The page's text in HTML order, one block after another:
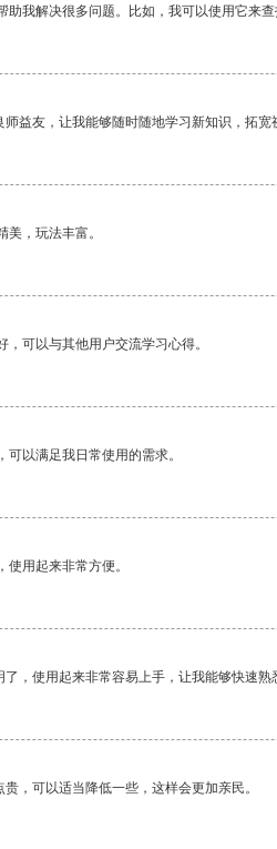
助我解决很多问题。比如，我可以使用它来查
益友，让我能够随时随地学习新知识，拓宽
，玩法丰富。
可以与其他用户交流学习心得。
以满足我日常使用的需求。
用起来非常方便。
，使用起来非常容易上手，让我能够快速熟
，可以适当降低一些，这样会更加亲民。